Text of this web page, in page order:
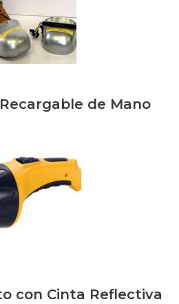
de Mano
con Cinta Reflectiva